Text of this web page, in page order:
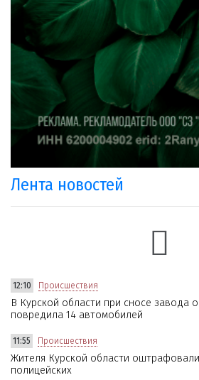
Лента новостей
12:10 Происшествия
В Курской области при сносе завода
повредила 14 автомобилей
11:55 Происшествия
Жителя Курской области
полицейских